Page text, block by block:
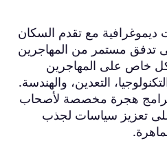
ديموغرافية مع تقدم السكان
تدفق مستمر من المهاجرين
خاص على المهاجرين
التعدين، والهندسة.
برامج هجرة مخصصة لأصحاب
على تعزيز سياسات لجذب